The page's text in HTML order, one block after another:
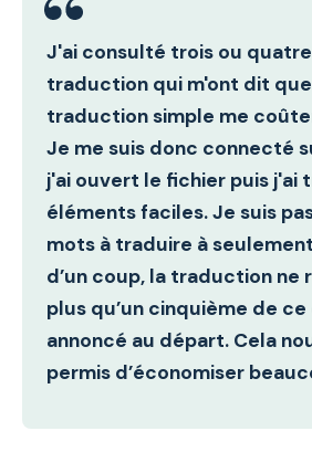
J'ai consulté trois ou
traduction qui m'ont dit
traduction simple me
Je me suis donc connecté
j'ai ouvert le fichier puis j'ai
éléments faciles. Je suis
mots à traduire à
d’un coup, la traduction ne
plus qu’un cinquième de
annoncé au départ. Cela
permis d’économiser